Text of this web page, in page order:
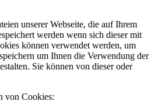
unserer Webseite, die auf Ihrem
werden wenn sich dieser mit
können verwendet werden, um
um Ihnen die Verwendung der
Sie können von dieser oder
von Cookies: